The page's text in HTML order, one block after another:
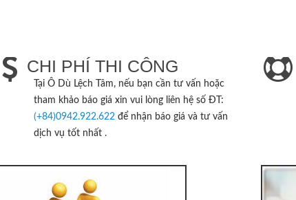
CHI PHÍ THI CÔNG
Tại Ô Dù Lệch Tâm, nếu bạn cần tư vấn hoặc
tham khảo báo giá xin vui lòng liên hệ số ĐT:
(+84)0942.922.622 để nhận báo giá và tư vấn
dịch vụ tốt nhất .